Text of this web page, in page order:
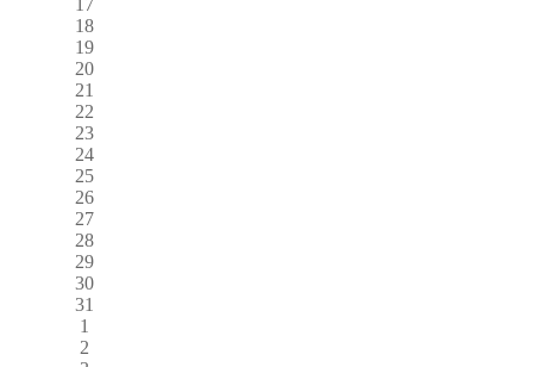
18
19
20
21
22
23
24
25
26
27
28
29
30
31
1
2